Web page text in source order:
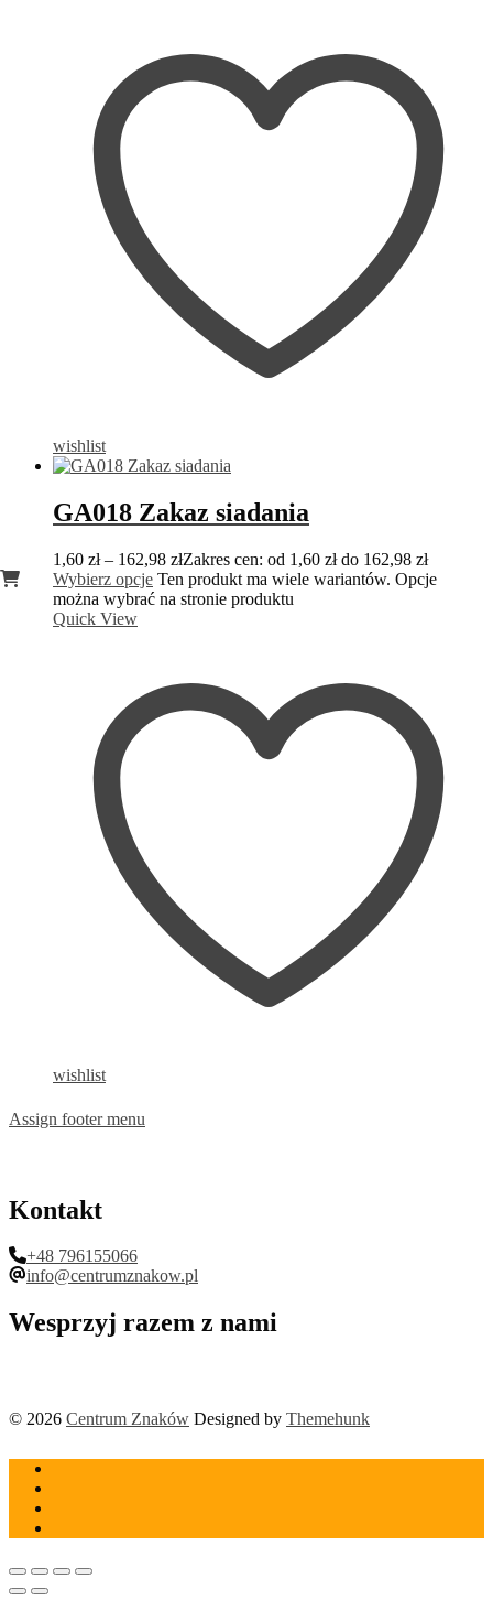
wishlist
GA018 Zakaz siadania
1,60 zł – 162,98 złZakres cen: od 1,60 zł do 162,98 zł
Wybierz opcje Ten produkt ma wiele wariantów. Opcje
można wybrać na stronie produktu
Quick View
wishlist
Assign footer menu
Kontakt
+48 796155066
info@centrumznakow.pl
Wesprzyj razem z nami
© 2026 Centrum Znaków Designed by Themehunk